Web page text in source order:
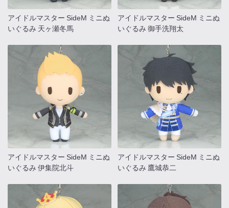
アイドルマスター SideM ミニぬ
いぐるみ 天ヶ瀬冬馬
アイドルマスター SideM ミニぬ
いぐるみ 御手洗翔太
アイドルマスター SideM ミニぬ
いぐるみ 伊集院北斗
アイドルマスター SideM ミニぬ
いぐるみ 鷹城恭二